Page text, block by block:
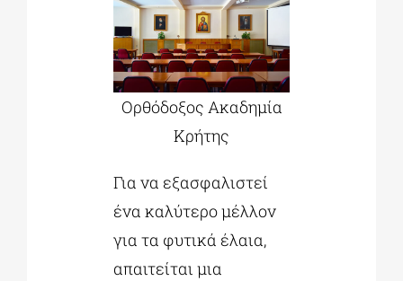
Ορθόδοξος Ακαδημία
Κρήτης
Για να εξασφαλιστεί
ένα καλύτερο μέλλον
για τα φυτικά έλαια,
απαιτείται μια